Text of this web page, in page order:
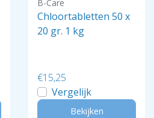
B-Care
Chloortabletten 50 x
20 gr. 1 kg
€15,25
Vergelijk
Bekijken